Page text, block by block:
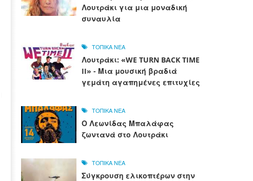
Λουτράκι για μια μοναδική
συναυλία
ΤΟΠΙΚΑ ΝΕΑ
Λουτράκι: «WE TURN BACK TIME
II» - Μια μουσική βραδιά
γεμάτη αγαπημένες επιτυχίες
ΤΟΠΙΚΑ ΝΕΑ
Ο Λεωνίδας Μπαλάφας
ζωντανά στο Λουτράκι
ΤΟΠΙΚΑ ΝΕΑ
Σύγκρουση ελικοπτέρων στην